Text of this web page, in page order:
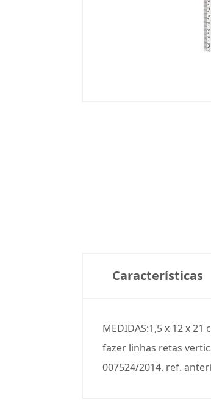
Características
MEDIDAS:1,5 x 12 x
fazer linhas retas
007524/2014. ref.